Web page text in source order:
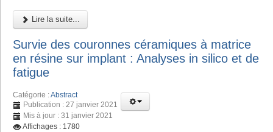
Lire la suite...
Survie des couronnes céramiques à matrice
en résine sur implant : Analyses in silico et de
fatigue
Catégorie :Abstract
Publication : 27 janvier 2021
Mis à jour : 31 janvier 2021
Affichages : 1780